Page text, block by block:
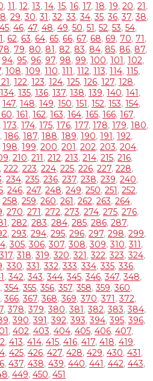
, 11, 12, 13, 14, 15, 16, 17, 18, 19, 20, 21,
, 29,30,31,32,33,34,35,36,37,38,
45, 46, 47, 48, 49, 50, 51, 52, 53, 54,
, 62, 63, 64, 65, 66, 67, 68, 69, 70, 71,
, 79, 80, 81, 82, 83, 84, 85, 86, 87,
94, 95, 96, 97, 98, 99, 100, 101, 102,
, 108, 109, 110, 111, 112, 113, 114, 115,
, 122, 123, 124, 125, 126, 127, 128,
134, 135, 136, 137, 138, 139, 140, 141,
147, 148, 149, 150, 151, 152, 153, 154,
, 161, 162, 163, 164, 165, 166, 167,
, 173, 174, 175, 176, 177, 178, 179, 180,
, 186, 187, 188, 189, 190, 191, 192,
198, 199, 200, 201, 202, 203, 204,
, 210, 211, 212, 213, 214, 215, 216,
, 222, 223, 224, 225, 226, 227, 228,
, 234, 235, 236, 237, 238, 239, 240,
, 246, 247, 248, 249, 250, 251, 252,
258, 259, 260, 261, 262, 263, 264,
, 270, 271, 272, 273, 274, 275, 276,
, 282, 283, 284, 285, 286, 287,
, 293, 294, 295, 296, 297, 298, 299,
,305,306,307,308,309,310,311,
317,318,319,320,321,322,323,324,
,330,331,332,333,334,335,336,
,342,343,344,345,346,347,348,
,354,355,356,357,358,359,360,
,366,367,368,369,370,371,372,
,378,379,380,381,382,383,384,
,390,391,392,393,394,395,396,
, 402, 403, 404, 405, 406, 407,
, 413, 414, 415, 416, 417, 418, 419,
, 425, 426, 427, 428, 429, 430, 431,
, 437, 438, 439, 440, 441, 442, 443,
, 449, 450, 451